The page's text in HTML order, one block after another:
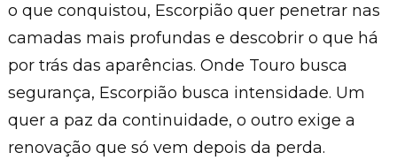
o que conquistou, Escorpião quer penetrar nas
camadas mais profundas e descobrir o que há
por trás das aparências. Onde Touro busca
segurança, Escorpião busca intensidade. Um
quer a paz da continuidade, o outro exige a
renovação que só vem depois da perda.